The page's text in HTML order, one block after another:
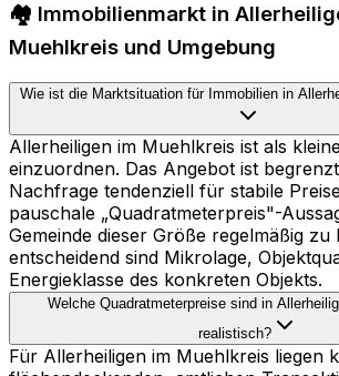
🏘️ Immobilienmarkt in
Muehlkreis und Umgebung
Wie ist die Marktsituation für Immobilien in
Allerheiligen im Muehlkreis ist als
einzuordnen. Das Angebot ist
Nachfrage tendenziell für stabile
pauschale „Quadratmeterpreis"-
Gemeinde dieser Größe regelmäßig
entscheidend sind Mikrolage,
Energieklasse des konkreten Objekts.
Welche Quadratmeterpreise sind in
realistisch?
Für Allerheiligen im Muehlkreis liegen